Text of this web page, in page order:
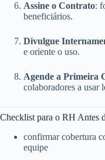
Assine o Contrato:
beneficiários.
Divulgue
e oriente o uso.
Agende a Primeira
colaboradores a usar
Checklist para o RH Antes
confirmar cobertura
equipe